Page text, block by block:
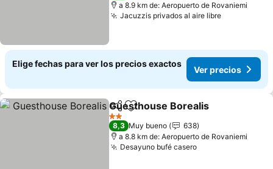
a 8.9 km de: Aeropuerto de Rovaniemi
Jacuzzis privados al aire libreVer precios
Elige fechas para ver los precios exactos
Ver precios
CompartirAgregar a favoritos
Guesthouse Borealis
2 Estrellas
8,3 Muy bueno
638
a 8.8 km de: Aeropuerto de Rovaniemi
Desayuno bufé caseroVer precios